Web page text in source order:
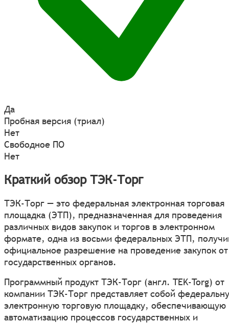
Да
Пробная версия (триал)
Нет
Свободное ПО
Нет
Краткий обзор ТЭК-Торг
ТЭК-Торг — это федеральная электронная торговая
площадка (ЭТП), предназначенная для проведения
различных видов закупок и торгов в электронном
формате, одна из восьми федеральных ЭТП,
официальное разрешение на проведение закупок от
государственных органов.
Программный продукт ТЭК-Торг (англ. TEK-Torg) от
компании ТЭК-Торг представляет собой
электронную торговую площадку, обеспечивающую
автоматизацию процессов государственных и